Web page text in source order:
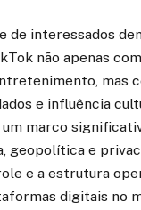
de interessados
não apenas
mas
e influência
marco
geopolítica e
e a estrutura
digitais no